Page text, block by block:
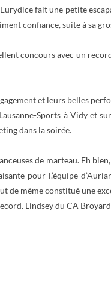
fait une petite
confiance, suite à sa
concours avec un
et leurs belles
Sports à Vidy et
dans la soirée.
de marteau. Eh
pour l.’équipe
de même constitué une
Lindsey du CA